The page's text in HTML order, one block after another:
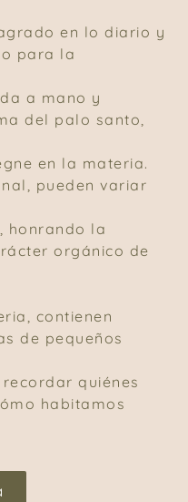
en lo diario y
para la
a mano y
del palo santo,
en la materia.
pueden variar
honrando la
orgánico de
contienen
de pequeños
quiénes
habitamos